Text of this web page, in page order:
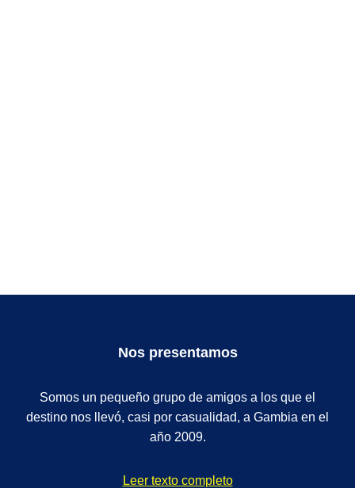
Nos presentamos
Somos un pequeño grupo de amigos a los que el
destino nos llevó, casi por casualidad, a Gambia en el
año 2009.
Leer texto completo